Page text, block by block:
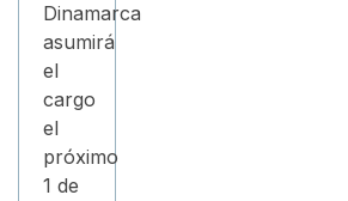
Dinamarca
asumirá
el
cargo
el
próximo
1 de